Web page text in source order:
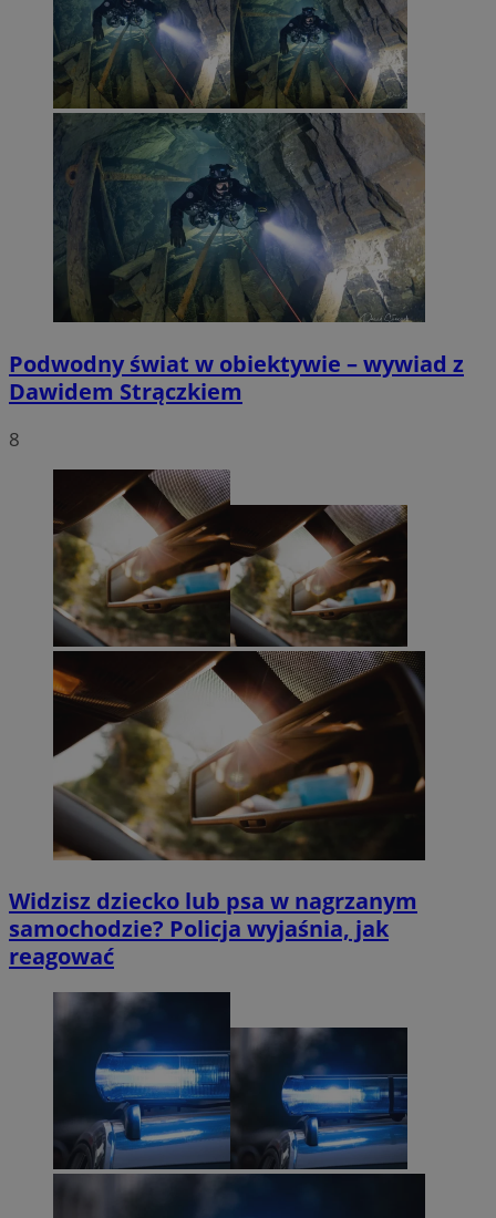
Podwodny świat w obiektywie – wywiad z
Dawidem Strączkiem
8
Widzisz dziecko lub psa w nagrzanym
samochodzie? Policja wyjaśnia, jak
reagować